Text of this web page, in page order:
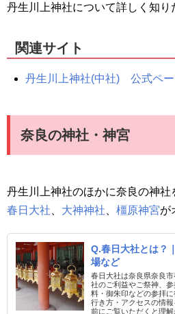
丹生川上神社について詳しく知り
関連サイト
丹生川上神社(中社) 公式ペ
奈良の神社・神宮
丹生川上神社のほかに奈良の神社
春日大社
大神神社 橿原神宮が
Q.春日大社とは？
場など
春日大社は奈良県奈良
社のご利益やご祭神、
料・御朱印などの参拝
行き方・アクセスの情
前にご覧いただくと理解